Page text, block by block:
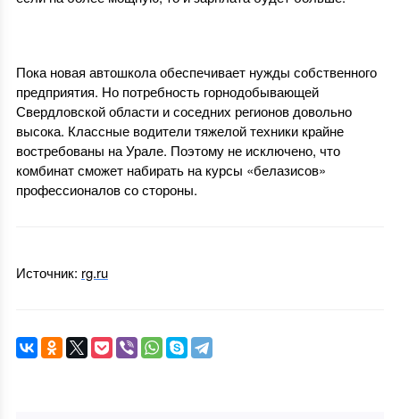
Пока новая автошкола обеспечивает нужды собственного
предприятия. Но потребность горнодобывающей
Свердловской области и соседних регионов довольно
высока. Классные водители тяжелой техники крайне
востребованы на Урале. Поэтому не исключено, что
комбинат сможет набирать на курсы «белазисов»
профессионалов со стороны.
Источник: rg.ru